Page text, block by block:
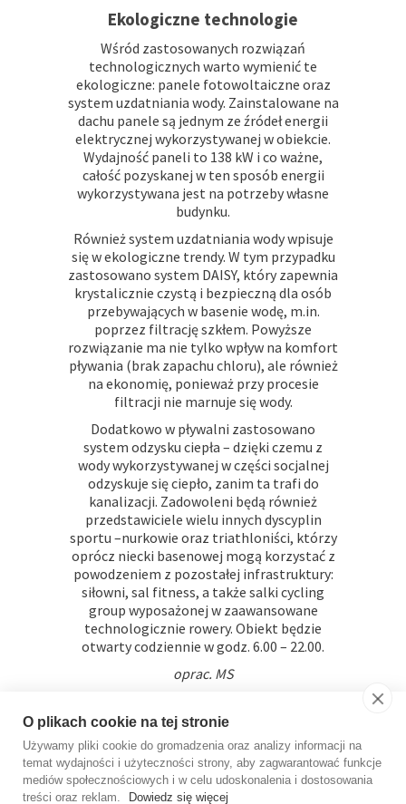
Ekologiczne technologie
Wśród zastosowanych rozwiązań
technologicznych warto wymienić te
ekologiczne: panele fotowoltaiczne oraz
system uzdatniania wody. Zainstalowane na
dachu panele są jednym ze źródeł energii
elektrycznej wykorzystywanej w obiekcie.
Wydajność paneli to 138 kW i co ważne,
całość pozyskanej w ten sposób energii
wykorzystywana jest na potrzeby własne
budynku.
Również system uzdatniania wody wpisuje
się w ekologiczne trendy. W tym przypadku
zastosowano system DAISY, który zapewnia
krystalicznie czystą i bezpieczną dla osób
przebywających w basenie wodę, m.in.
poprzez filtrację szkłem. Powyższe
rozwiązanie ma nie tylko wpływ na komfort
pływania (brak zapachu chloru), ale również
na ekonomię, ponieważ przy procesie
filtracji nie marnuje się wody.
Dodatkowo w pływalni zastosowano
system odzysku ciepła – dzięki czemu z
wody wykorzystywanej w części socjalnej
odzyskuje się ciepło, zanim ta trafi do
kanalizacji. Zadowoleni będą również
przedstawiciele wielu innych dyscyplin
sportu –nurkowie oraz triathloniści, którzy
oprócz niecki basenowej mogą korzystać z
powodzeniem z pozostałej infrastruktury:
siłowni, sal fitness, a także salki cycling
group wyposażonej w zaawansowane
technologicznie rowery. Obiekt będzie
otwarty codziennie w godz. 6.00 – 22.00.
oprac. MS
O plikach cookie na tej stronie
Używamy pliki cookie do gromadzenia oraz analizy informacji na
temat wydajności i użyteczności strony, aby zagwarantować funkcje
mediów społecznościowych i w celu udoskonalenia i dostosowania
treści oraz reklam.
Dowiedz się więcej